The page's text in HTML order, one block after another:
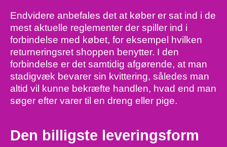
Endvidere anbefales det at køber er sat ind i de
mest aktuelle reglementer der spiller ind i
forbindelse med købet, for eksempel hvilken
returneringsret shoppen benytter. I den
forbindelse er det samtidig afgørende, at man
stadigvæk bevarer sin kvittering, således man
altid vil kunne bekræfte handlen, hvad end man
søger efter varer til en dreng eller pige.
Den billigste leveringsform